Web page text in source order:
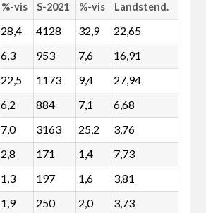
%-vis S-2021 %-vis Landstend.
28,4 4128 32,9 22,65
6,3 953 7,6 16,91
22,5 1173 9,4 27,94
6,2 884 7,1 6,68
7,0 3163 25,2 3,76
2,8 171 1,4 7,73
1,3 197 1,6 3,81
1,9 250 2,0 3,73